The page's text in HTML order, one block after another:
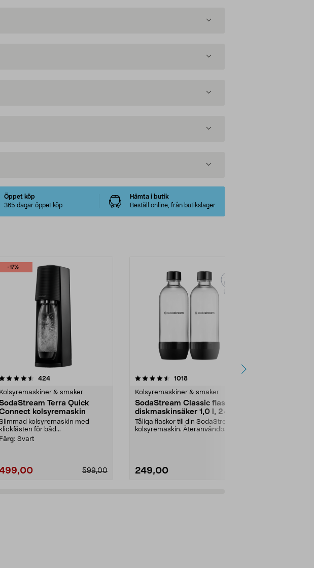
Öppet köp
365 dagar öppet köp
Hämta i butik
Beställ online, från butikslager
-17%
424recensioner
Kolsyremaskiner & smaker
Terra Quick
kolsyremaskin
kolsyremaskin med
klickfästen för båd...
Färg: Svart
599,00
4.5 av 5 stjärnor 1018recensioner
Kolsyremaskiner & smaker
SodaStream Classic flaska
diskmaskinsäker 1,0 l, 2-
pack
Tåliga flaskor till din SodaStream
kolsyremaskin. Återanvändbara
249,00
4.5 av 5 stjärnor